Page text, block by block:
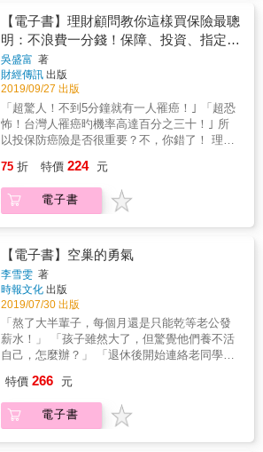
場生涯中，曾短期兼差，可能可以增加百萬以
上的老年給付。以以下例子說明： 志明50年
次，在甲公司專職工作40年，65歲請領勞保老
年給付。近10年工資都是36,000元，勞保投保
薪資為36,300元，健保投保金額36,300元。先
不考慮勞（就）健保費用的調整。 A：志明每
月甲公司勞保負擔
=36300&times;11.5%&times;20%=835元；健
元。勞健保40年總負擔=（835+563）
年金而非一次金，勞保年資40年，65歲退休開
始請領，到85歲身故。 勞保B式
=36300&times;40&times;1.55%=22506元（擇
優給付）。 假設志明也同時在乙公司部分工時
兼職5年，工資4,000元。勞保投保薪資為
11,100元，健保投保金額24,000元。志明每月
乙公司勞保負擔
=11100&times;11.5%&times;20%=255元；不
需重複繳交健保費。勞健保5年總負擔
=（255+0）&times;12&times;5=15318元。乙
公司的型態可能是大賣場、清潔工、速食店、
便利商店、保全等等行業。 兼職後的勞保投
保薪資為上限45,800元
（36300+11100&gt;45800）。 勞保B式
=45800&times;40&times;1.55%=28396元（擇
題，問題是沒錢」，如果我們身上有雄厚的資
產、背後有龐大的醫療資源、上頭有可靠的父
母及人脈，沒買保險似乎也問題不大，因為風
險並不構成威脅。但是，如果沒有上述這些資
源，保險這個風險規避的工具，值得我們好好
思考以及運用。買保險時，比起什麼都買，不
如仔細檢視自己的需求與財務分配。書中以圖
表帶你先清楚認識壽險、意外險、醫療險、重
一分花在保險的錢都不浪費。 ■買「對」保
險、醫療險、重大疾病險、長照險」要注意哪
些眉角？「幼童、學子、出社會的年輕人、責
任重大期的青壯年、屆臨退休的中年、已退休
的中老年」等不同階段各別適合什麼保險？書
中以大量圖片、表格，解說如何規劃人生各階
段所需的保險，並搭配相關範例與試算，幫助
你正確了解自己的需求。
症住院日額保險金】：根據保額&times;住院天
數 【癌症住院手術醫療保險金】：保額&times;
給付倍數或固定數字 但是，因為醫學的進步，
癌症治療的住院需求下降，但是治療的費用卻
大增。於是你買的防癌險反而幫不太上忙。那
你該怎麼辦？ 作者提出的建議是用「重大傷病
險｣。「經醫生診斷初次罹患重大傷病，並且拿
到健保局核發的重大傷病卡，那麼就符合重大
傷病險的理賠條件。」條件明確沒有爭議，拿
到足額的重大傷病一次性給付後，我們可以選
或新式化療。 作者為認證國際理財規劃顧問
（CFP），把從事投資、稅務、保險多年的經
驗寫成本書，公開他為客戶規劃保險的看法。
一個小資族來說，保險就是保險，但是對一個
有數百萬，甚至數千萬資金的人，保險則扮演
財富傳承或是節稅的功能為重。你可能是一個
小資族，不應對保險建立全面的視野嗎？如此
重要的投資工具，你可以說我只要懂我現在用
得到的部分就好，而不願意花一兩個小時，先
建立全面的觀念，那你可能就永遠都達不到有
視野 保險這項理財工具有三個功能：「避險、
投資、節稅｣。其偏重，基本上視個人的財產多
少而定。 ˙資產在300萬以下，以保險為主。 ˙
【電子書】理財顧問教你這樣買保險最聰
明：不浪費一分錢！保障、投資、指定受
益，保險全面解析
吳盛富 著
財經傳訊 出版
2019/09/27 出版
「超驚人！不到5分鐘就有一人罹癌！｣ 「超恐
怖！台灣人罹癌旳機率高達百分之三十！｣ 所
以投保防癌險是否很重要？不，你錯了！ 理財
的！ 相信你心中已經充滿了『為什麼？為什
麼？為什麼？』 不浪費一分錢！專家跟你想的
就是不一樣： 傳統癌症險最主要的理賠項目有
症住院日額保險金】：根據保額&times;住院天
數 【癌症住院手術醫療保險金】：保額&times;
給付倍數或固定數字 但是，因為醫學的進步，
癌症治療的住院需求下降，但是治療的費用卻
大增。於是你買的防癌險反而幫不太上忙。那
你該怎麼辦？ 作者提出的建議是用「重大傷病
險｣。「經醫生診斷初次罹患重大傷病，並且拿
到健保局核發的重大傷病卡，那麼就符合重大
傷病險的理賠條件。」條件明確沒有爭議，拿
擇：作最新的免疫療法、標靶藥物、新式放療
或新式化療。 作者為認證國際理財規劃顧問
（CFP），把從事投資、稅務、保險多年的經
75 折 特價 224 元
電子書
【電子書】空巢的勇氣
李雪雯 著
時報文化 出版
2019/07/30 出版
「熬了大半輩子，每個月還是只能乾等老公發
薪水！」 「孩子雖然大了，但驚覺他們養不活
自己，怎麼辦？」 「退休後開始連絡老同學，
&hellip;&hellip;心真慌！」 年屆50了，發現自
己除了守著「空巢」，身邊竟甚麼也抓不著
&hellip;&hellip; 談理財，道健康，聊生活，3大
特價 266 元
電子書